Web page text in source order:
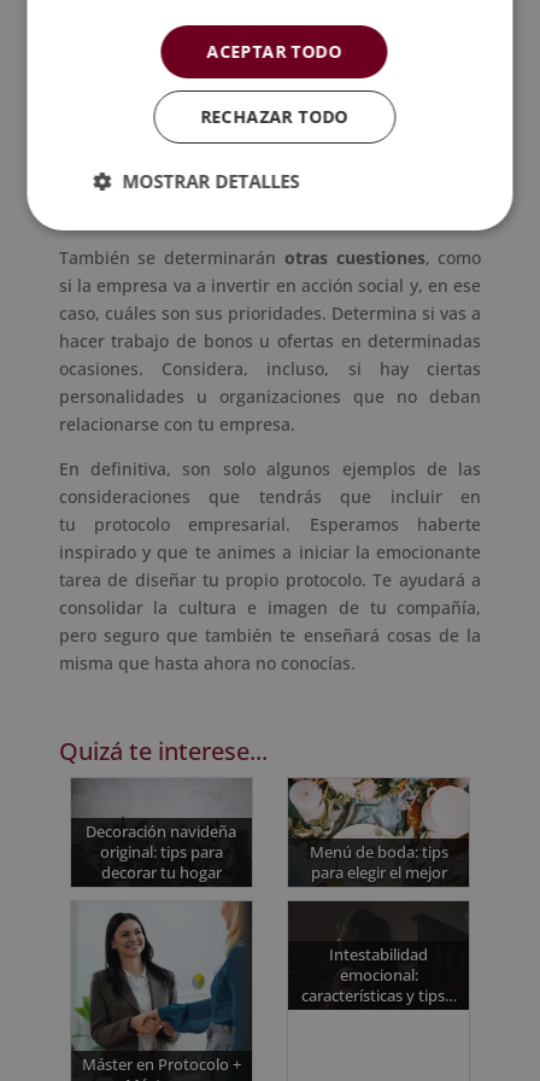
el interior como hacia el exterior de la empresa. En
este apartado deberásregular determinadas
cuestiones disciplinarias
, encuadrables en el
código de conducta. Por ejemplo, si se pueden
pueden mostrar afiliaciones políticas (en la
También se determinarán otras cuestiones, como
si la empresa va a invertir en acción social y, en ese
caso, cuáles son sus prioridades. Determina si vas a
hacer trabajo de bonos u ofertas en determinadas
ocasiones. Considera, incluso, si hay ciertas
personalidades u organizaciones que no deban
relacionarse con tu empresa.
En definitiva, son solo algunos ejemplos de las
consideraciones que tendrás que incluir en
tu protocolo empresarial. Esperamos haberte
inspirado y que te animes a iniciar la emocionante
tarea de diseñar tu propio protocolo. Te ayudará a
consolidar la cultura e imagen de tu compañía,
pero seguro que también te enseñará cosas de la
misma que hasta ahora no conocías.
Quizá te interese...
Decoración navideña
original: tips para
decorar tu hogar
Menú de boda: tips
para elegir el mejor
Máster en Protocolo +
Intestabilidad
emocional:
características y tips…
ACEPTAR TODO
RECHAZAR TODO
MOSTRAR DETALLES